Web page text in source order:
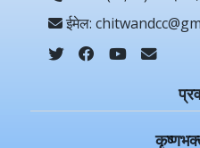
बागमती प्रदेश, चितवन,
फोन नं: (+९७७)-०५६-
ईमेल: